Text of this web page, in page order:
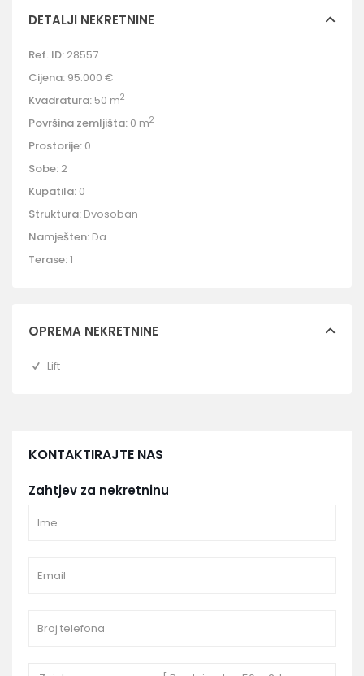
DETALJI NEKRETNINE
Ref. ID: 28557
Cijena: 95.000 €
Kvadratura: 50 m2
Površina zemljišta: 0 m2
Prostorije: 0
Sobe: 2
Kupatila: 0
Struktura: Dvosoban
Namješten: Da
Terase:1
OPREMA NEKRETNINE
Lift
KONTAKTIRAJTE NAS
Zahtjev za nekretninu